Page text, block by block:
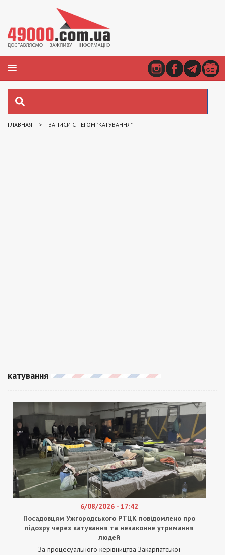
ГЛАВНАЯ > ЗАПИСИ С ТЕГОМ "КАТУВАННЯ"
катування
6/08/2026 - 17:42
Посадовцям Ужгородського РТЦК повідомлено про
підозру через катування та незаконне утримання
людей
За процесуального керівництва Закарпатської